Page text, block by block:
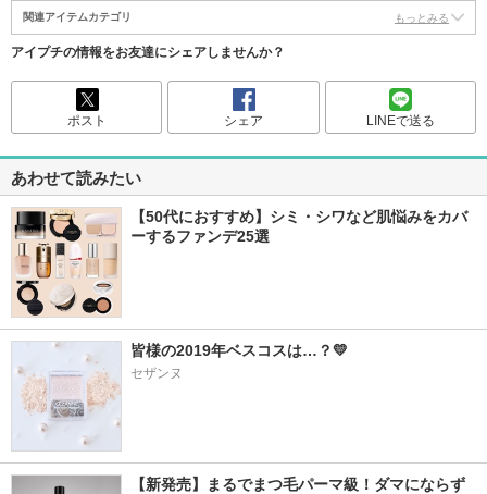
関連アイテムカテゴリ もっとみる
アイプチの情報をお友達にシェアしませんか？
ポスト シェア LINEで送る
あわせて読みたい
【50代におすすめ】シミ・シワなど肌悩みをカバ
ーするファンデ25選
皆様の2019年ベスコスは…？💛
セザンヌ
【新発売】まるでまつ毛パーマ級！ダマにならず